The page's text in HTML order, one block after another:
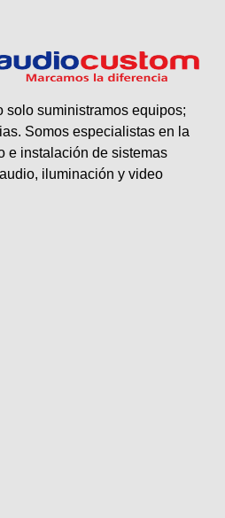
solo suministramos equipos;
Somos especialistas en la
e instalación de sistemas
iluminación y video